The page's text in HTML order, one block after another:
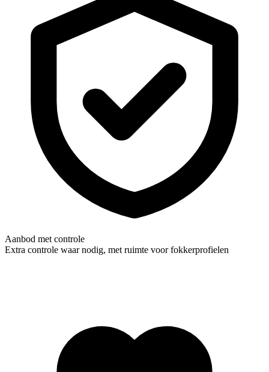
Aanbod met controle
Extra controle waar nodig, met ruimte voor fokkerprofielen